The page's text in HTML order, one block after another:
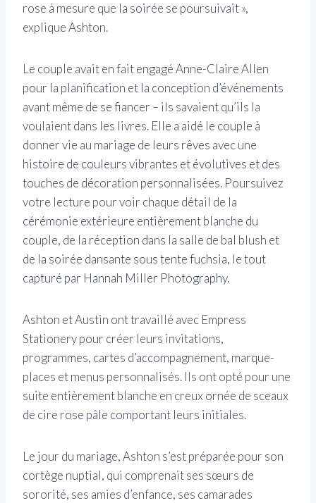
rose à mesure que la soirée se poursuivait »,
explique Ashton.
Le couple avait en fait engagé Anne-Claire Allen
pour la planification et la conception d’événements
avant même de se fiancer – ils savaient qu’ils la
voulaient dans les livres. Elle a aidé le couple à
donner vie au mariage de leurs rêves avec une
histoire de couleurs vibrantes et évolutives et des
touches de décoration personnalisées. Poursuivez
votre lecture pour voir chaque détail de la
cérémonie extérieure entièrement blanche du
couple, de la réception dans la salle de bal blush et
de la soirée dansante sous tente fuchsia, le tout
capturé par Hannah Miller Photography.
Ashton et Austin ont travaillé avec Empress
Stationery pour créer leurs invitations,
programmes, cartes d’accompagnement, marque-
places et menus personnalisés. Ils ont opté pour une
suite entièrement blanche en creux ornée de sceaux
de cire rose pâle comportant leurs initiales.
Le jour du mariage, Ashton s’est préparée pour son
cortège nuptial, qui comprenait ses sœurs de
sororité, ses amies d’enfance, ses camarades